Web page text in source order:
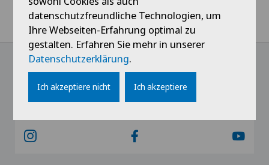
La Clinica Sant'Anna è partner della rete promozione dell’auto
aiuto
@Immer das Neueste erfahren
datenschutzfreundliche Technologien, um
Ihre Webseiten-Erfahrung optimal zu
gestalten. Erfahren Sie mehr in unserer
Datenschutzerklärung.
Ich akzeptiere nicht Ich akzeptiere